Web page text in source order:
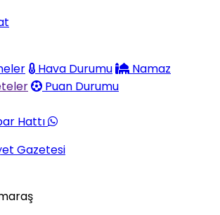
Hava Durumu
Namaz
Puan Durumu
Hattı